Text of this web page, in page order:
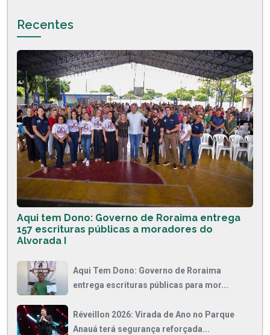
Recentes
Aqui tem Dono: Governo de Roraima entrega
157 escrituras públicas a moradores do
Alvorada I
Aqui Tem Dono: Governo de Roraima
entrega escrituras públicas para mor...
Réveillon 2026: Virada de Ano no Parque
Anauá terá segurança reforçada...